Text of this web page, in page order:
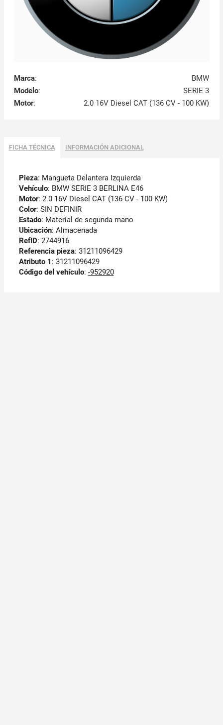
Marca:
BMW
Modelo:
SERIE 3
Motor: 2.0 16V Diesel CAT (136 CV - 100 KW)
FICHA TÉCNICA INFORMACIÓN ADICIONAL
Pieza: Mangueta Delantera Izquierda
Vehículo: BMW SERIE 3 BERLINA E46
Motor: 2.0 16V Diesel CAT (136 CV - 100 KW)
Color: SIN DEFINIR
Estado: Material de segunda mano
Ubicación: Almacenada
RefID: 2744916
Referencia pieza: 31211096429
Atributo 1 : 31211096429
Código del vehículo: -952920